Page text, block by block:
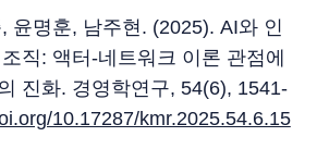
윤명훈, 남주현. (2025). AI와 인
직: 액터-네트워크 이론 관점에
진화. 경영학연구, 54(6), 1541-
10.17287/kmr.2025.54.6.15